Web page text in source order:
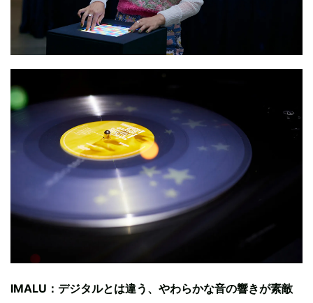
IMALU：デジタルとは違う、やわらかな音の響きが素敵